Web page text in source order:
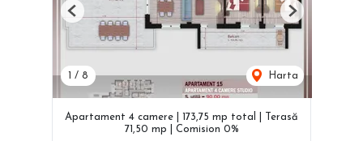
1 / 8 Harta
Previous Next
Apartament 4 camere | 173,75 mp total | Terasă
71,50 mp | Comision 0%